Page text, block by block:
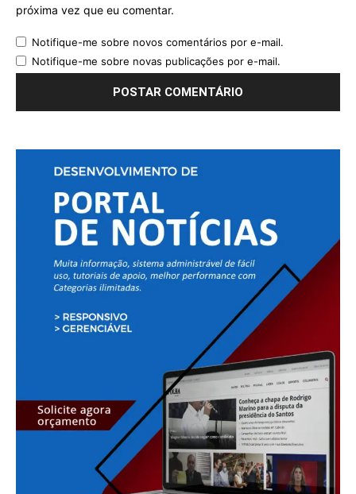
próxima vez que eu comentar.
Notifique-me sobre novos comentários por e-mail.
Notifique-me sobre novas publicações por e-mail.